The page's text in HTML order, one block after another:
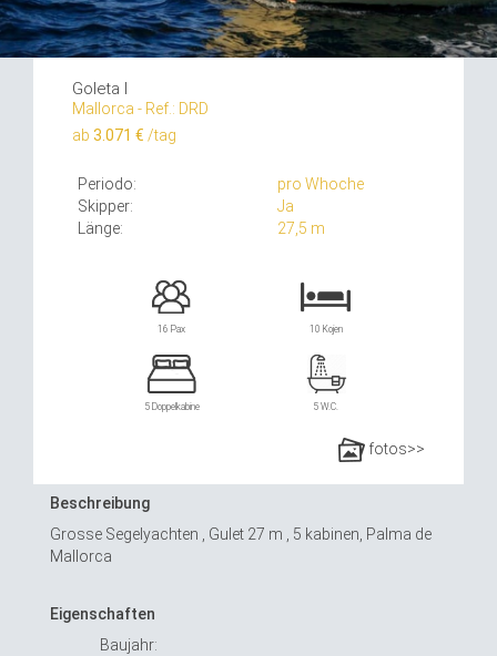
Goleta I
Mallorca - Ref.: DRD
ab 3.071 € /tag
Periodo:
pro Whoche
Skipper:
Ja
Länge:
27,5 m
16 Pax 10 Kojen
5 Doppelkabine 5 W.C.
fotos>>
Beschreibung
Grosse Segelyachten , Gulet 27 m , 5 kabinen, Palma de
Mallorca
Eigenschaften
Baujahr: